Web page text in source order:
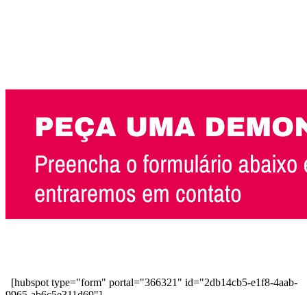
[hubspot type="form" portal="366321" id="2db14cb5-e1f8-4aab-